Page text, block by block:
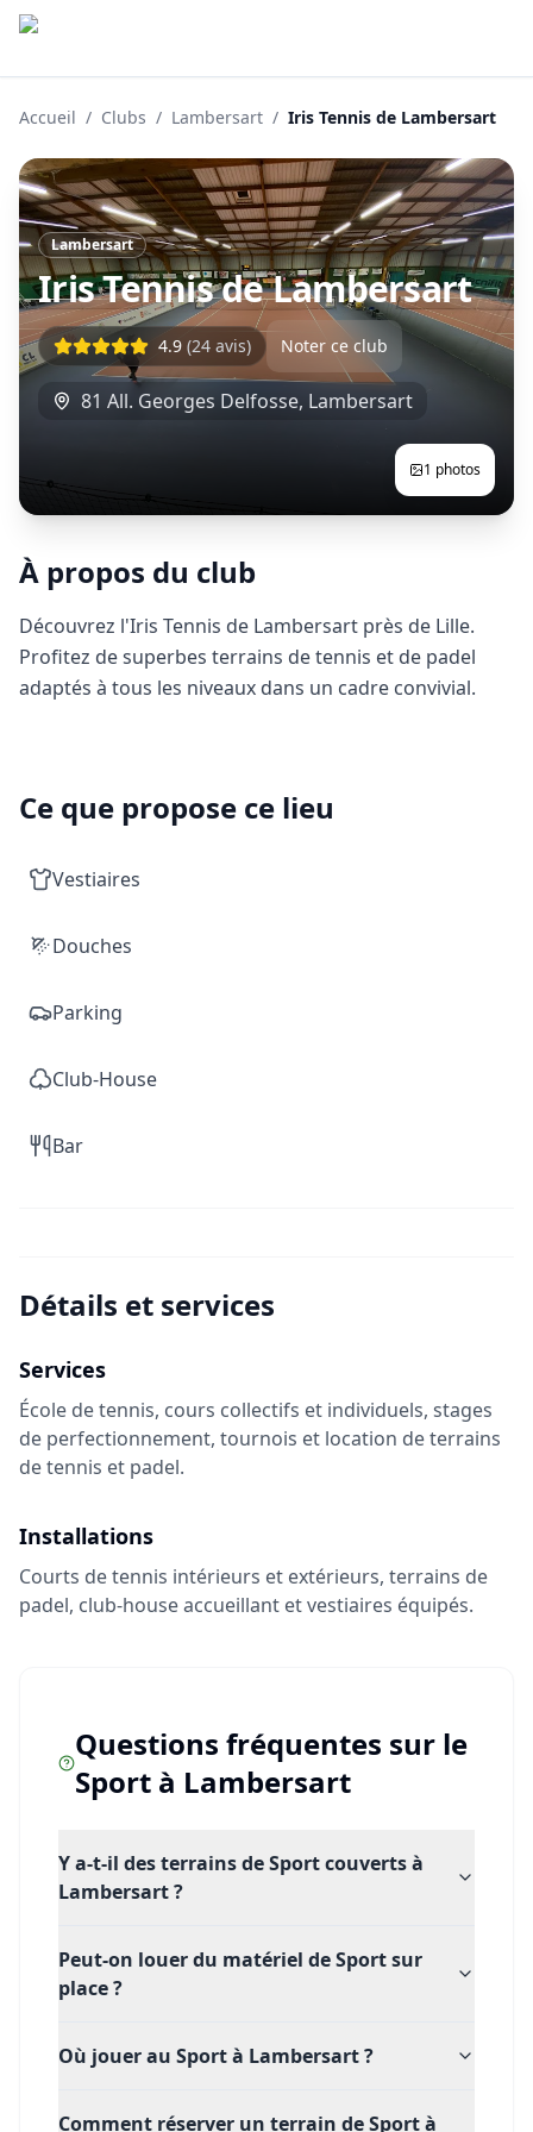
Accueil / Clubs / Lambersart / Iris Tennis de Lambersart
Lambersart
Iris Tennis de Lambersart
4.9 (24 avis) Noter ce club
81 All. Georges Delfosse, Lambersart
1 photos
À propos du club
Découvrez l'Iris Tennis de Lambersart près de Lille.
Profitez de superbes terrains de tennis et de padel
adaptés à tous les niveaux dans un cadre convivial.
Ce que propose ce lieu
Vestiaires
Douches
Parking
Club-House
Bar
Détails et services
Services
École de tennis, cours collectifs et individuels, stages
de perfectionnement, tournois et location de terrains
de tennis et padel.
Installations
Courts de tennis intérieurs et extérieurs, terrains de
padel, club-house accueillant et vestiaires équipés.
Questions fréquentes sur le
Sport à Lambersart
Y a-t-il des terrains de Sport couverts à
Lambersart ?
Peut-on louer du matériel de Sport sur
place ?
Où jouer au Sport à Lambersart ?
Comment réserver un terrain de Sport à